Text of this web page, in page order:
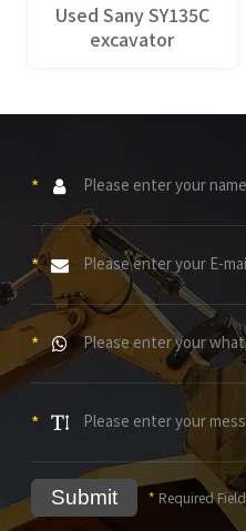
Used Sany SY135C
excavator
*
*
*
*
Submit * Required Field